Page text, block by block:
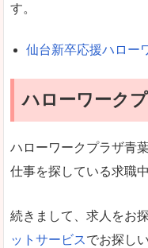
す。
仙台新卒応援ハロー
ハローワーク
ハローワークプラザ青
仕事を探している求職
続きまして、求人をお
ットサービスでお探し